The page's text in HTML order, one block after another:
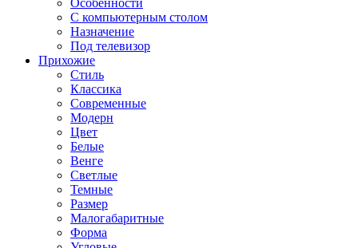
Особенности
С компьютерным столом
Назначение
Под телевизор
Прихожие
Стиль
Классика
Современные
Модерн
Цвет
Белые
Венге
Светлые
Темные
Размер
Малогабаритные
Форма